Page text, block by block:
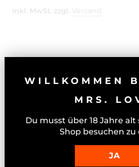
inkl. MwSt. zzgl.
PIPEDREAM -
DENSITY
WILLKOMMEN
MRS.
Du musst über 18 Jahre alt
Shop besuchen zu
JA